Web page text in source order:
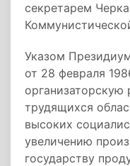
секретарем
Указом
от 28 февраля
организаторскую
трудящихся
высоких
увеличению
государству